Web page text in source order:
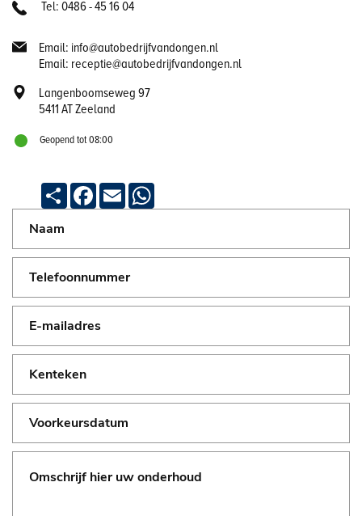
Tel: 0486 - 45 16 04
Email: info@autobedrijfvandongen.nl
Email: receptie@autobedrijfvandongen.nl
Langenboomseweg 97
5411 AT Zeeland
Geopend tot 08:00
Deel Facebook
Email